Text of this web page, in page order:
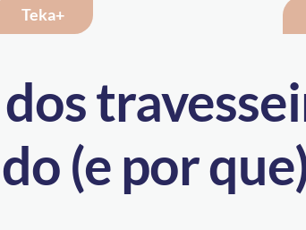
Teka+
(e por